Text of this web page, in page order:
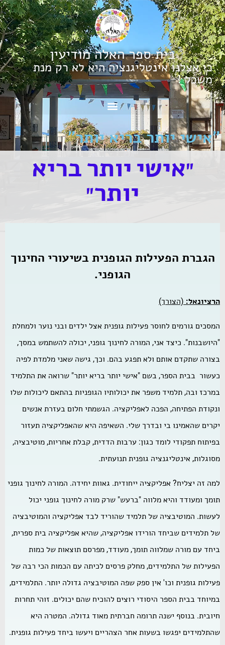
בית ספר האלה מודיעין
כי אצלנו אינטליגנציה היא לא רק מנת
משכל !
"אישי יותר בריא יותר"
"אישי יותר בריא
יותר"
הגברת הפעילות הגופנית בשיעורי החינוך
הגופני.
הרציונאל: (הצורך)
המסכים גורמים לחוסר פעילות גופנית אצל ילדים ובני נוער ולמחלת
"היושבנות". כיצד אני, המורה לחינוך גופני, יכולה להשתמש במסך,
בצורה שתקדם אותם ולא תפגע בהם. וכך, גישה שאני מלמדת לפיה
כעשור בבית הספר, בשם "אישי יותר בריא יותר" שרואה את התלמיד
במרכז ובה, תלמיד משפר את יכולותיו הגופניות בהתאם ליכולות שלו
ונקודת הפתיחה, הפכה לאפליקציה. הגשמתי חלום בעזרת אנשים
יקרים שהאמינו בי ובדרך שלי. השאיפה היא שהאפליקציה תעזור
בפיתוח תפקודי לומד כגון: ערבות הדדית, קבלת אחריות, מוטיבציה,
מסוגלות, אינטליגנציה גופנית תנועתית.
למה זה יצליח? אפליקציה ייחודית. גאוות יחידה. המורה לחינוך גופני
תומך ומעודד והיא מלווה "ברעש" שרק מורה לחינוך גופני יכול
לעשות. המוטיבציה של תלמיד שהוריד לבד אפליקציה והמוטיבציה
של תלמידים שביחד הורידו אפליקציה, שהיא אפליקציה בית ספרית,
ביחד עם מורה שמלווה תומך, מעודד, מפרסם תוצאות של כמות
הפעילות של התלמידים, מחלק פרסים לכיתה עם הכמות הכי רבה של
פעילות גופנית וכו' אין ספק שפה המוטיבציה גדולה יותר. התלמידים,
במיוחד בבית הספר היסודי רוצים להוכיח שהם יכולים. זוהי תחרות
חיובית. בנוסף ישנה תרומה חברתית מאוד גדולה. המטרה היא
שהתלמידים יפגשו בשעות אחר הצהריים ויעשו ביחד פעילות גופנית.